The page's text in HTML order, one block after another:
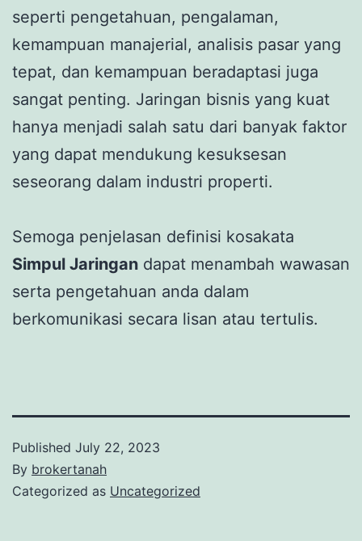
seperti pengetahuan, pengalaman,
kemampuan manajerial, analisis pasar yang
tepat, dan kemampuan beradaptasi juga
sangat penting. Jaringan bisnis yang kuat
hanya menjadi salah satu dari banyak faktor
yang dapat mendukung kesuksesan
seseorang dalam industri properti.
Semoga penjelasan definisi kosakata
Simpul Jaringan dapat menambah wawasan
serta pengetahuan anda dalam
berkomunikasi secara lisan atau tertulis.
Published July 22, 2023
By brokertanah
Categorized as Uncategorized